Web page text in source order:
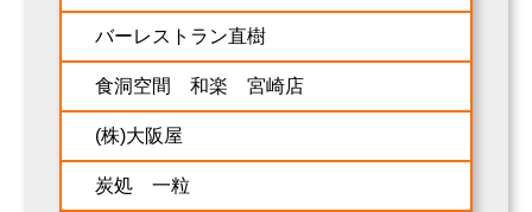
バーレストラン直樹
食洞空間 和楽 宮崎店
(株)大阪屋
炭処 一粒